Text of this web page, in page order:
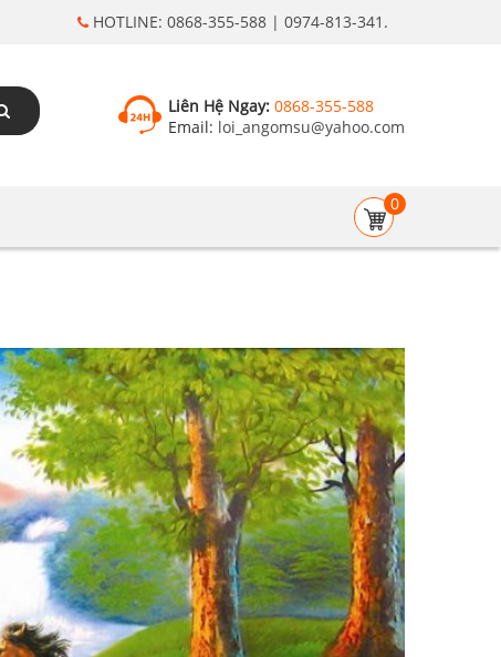
HOTLINE: 0868-355-588 | 0974-813-341.
Liên Hệ Ngay: 0868-355-588
Email: loi_angomsu@yahoo.com
0